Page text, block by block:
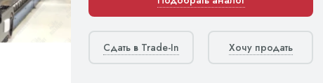
Сдать в Trade-In Хочу продать